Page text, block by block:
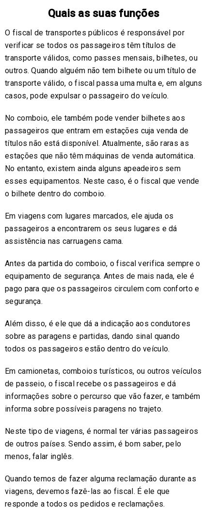
Quais as suas funções
O fiscal de transportes públicos é responsável por
verificar se todos os passageiros têm títulos de
transporte válidos, como passes mensais, bilhetes, ou
outros. Quando alguém não tem bilhete ou um título de
transporte válido, o fiscal passa uma multa e, em alguns
casos, pode expulsar o passageiro do veículo.
No comboio, ele também pode vender bilhetes aos
passageiros que entram em estações cuja venda de
títulos não está disponível. Atualmente, são raras as
estações que não têm máquinas de venda automática.
No entanto, existem ainda alguns apeadeiros sem
esses equipamentos. Neste caso, é o fiscal que vende
o bilhete dentro do comboio.
Em viagens com lugares marcados, ele ajuda os
passageiros a encontrarem os seus lugares e dá
assistência nas carruagens cama.
Antes da partida do comboio, o fiscal verifica sempre o
equipamento de segurança. Antes de mais nada, ele é
pago para que os passageiros circulem com conforto e
segurança.
Além disso, é ele que dá a indicação aos condutores
sobre as paragens e partidas, dando sinal quando
todos os passageiros estão dentro do veículo.
Em camionetas, comboios turísticos, ou outros veículos
de passeio, o fiscal recebe os passageiros e dá
informações sobre o percurso que vão fazer, e também
informa sobre possíveis paragens no trajeto.
Neste tipo de viagens, é normal ter várias passageiros
de outros países. Sendo assim, é bom saber, pelo
menos, falar inglês.
Quando temos de fazer alguma reclamação durante as
viagens, devemos fazê-las ao fiscal. É ele que
responde a todos os pedidos e reclamações.